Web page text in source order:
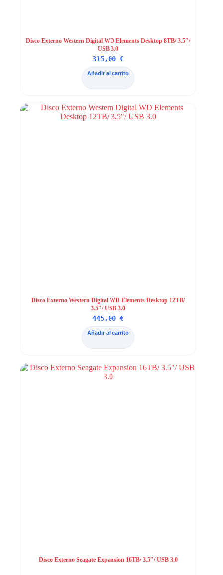
Disco Externo Western Digital WD Elements Desktop 8TB/ 3.5″/
USB 3.0
315,00€
Añadir al carrito
Disco Externo Western Digital WD Elements Desktop 12TB/
3.5″/ USB 3.0
445,00€
Añadir al carrito
Disco Externo Seagate Expansion 16TB/ 3.5″/ USB 3.0